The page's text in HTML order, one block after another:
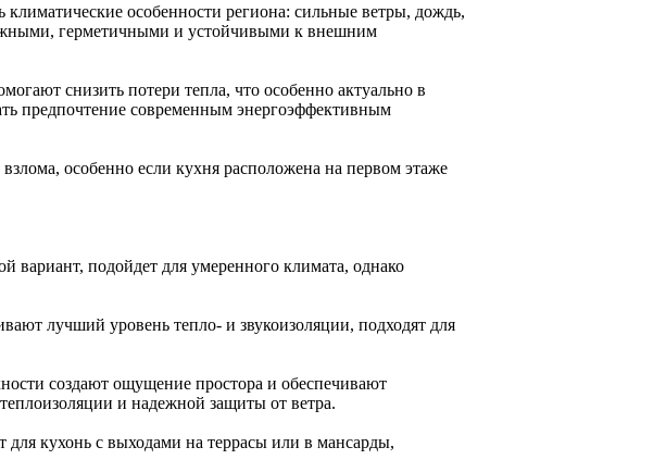
особенности региона: сильные ветры, дождь,
герметичными и устойчивыми к внешним
снизить потери тепла, что особенно актуально в
предпочтение современным энергоэффективным
особенно если кухня расположена на первом этаже
вариант, подойдет для умеренного климата, однако
лучший уровень тепло- и звукоизоляции, подходят для
создают ощущение простора и обеспечивают
и надежной защиты от ветра.
кухонь с выходами на террасы или в мансарды,